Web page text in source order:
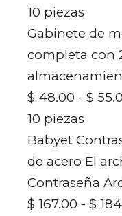
10 piezas
Gabinete de
completa con
$ 48.00 - $
10 piezas
Babyet
de acero El
Contraseña
$ 167.00 - $